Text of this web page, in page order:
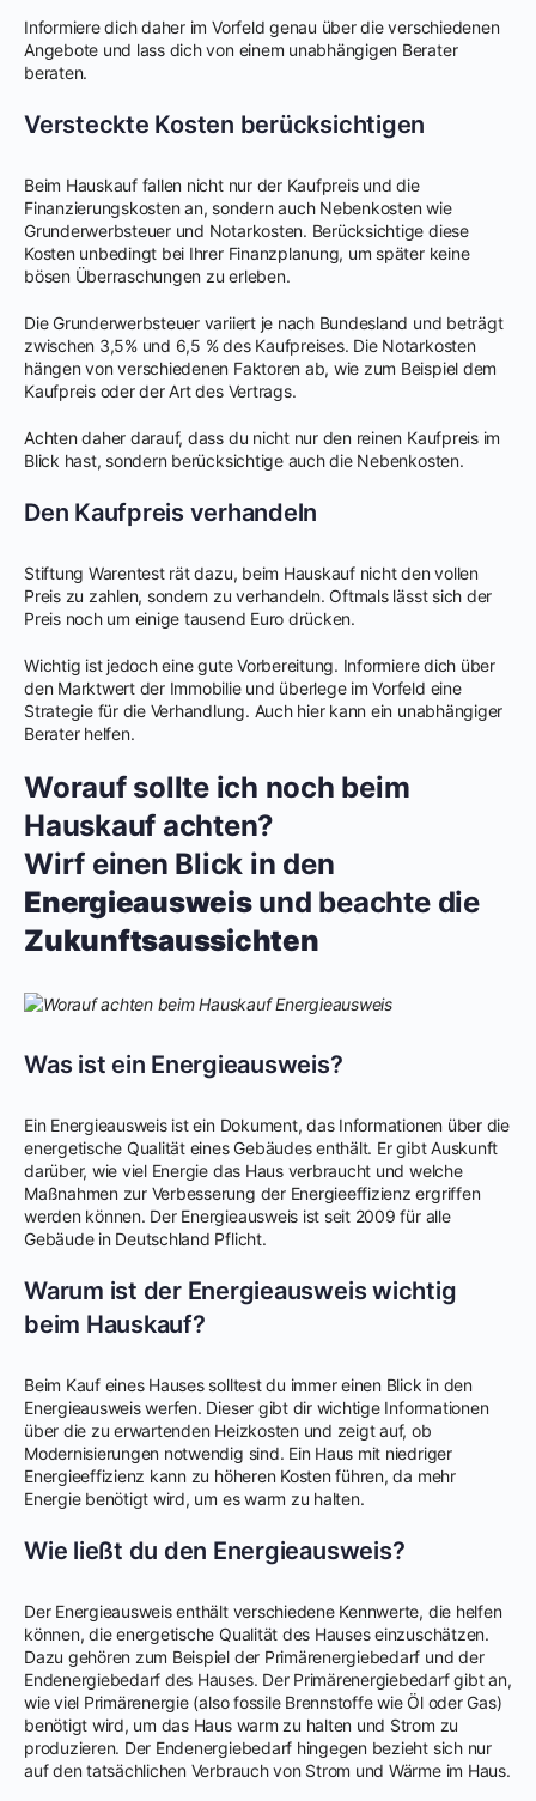
Informiere dich daher im Vorfeld genau über die verschiedenen
Angebote und lass dich von einem unabhängigen Berater
beraten.
Versteckte Kosten berücksichtigen
Beim Hauskauf fallen nicht nur der Kaufpreis und die
Finanzierungskosten an, sondern auch Nebenkosten wie
Grunderwerbsteuer und Notarkosten. Berücksichtige diese
Kosten unbedingt bei Ihrer Finanzplanung, um später keine
bösen Überraschungen zu erleben.
Die Grunderwerbsteuer variiert je nach Bundesland und beträgt
zwischen 3,5% und 6,5 % des Kaufpreises. Die Notarkosten
hängen von verschiedenen Faktoren ab, wie zum Beispiel dem
Kaufpreis oder der Art des Vertrags.
Achten daher darauf, dass du nicht nur den reinen Kaufpreis im
Blick hast, sondern berücksichtige auch die Nebenkosten.
Den Kaufpreis verhandeln
Stiftung Warentest rät dazu, beim Hauskauf nicht den vollen
Preis zu zahlen, sondern zu verhandeln. Oftmals lässt sich der
Preis noch um einige tausend Euro drücken.
Wichtig ist jedoch eine gute Vorbereitung. Informiere dich über
den Marktwert der Immobilie und überlege im Vorfeld eine
Strategie für die Verhandlung. Auch hier kann ein unabhängiger
Berater helfen.
Worauf sollte ich noch beim
Hauskauf achten?
Wirf einen Blick in den
Energieausweisund beachte die
Zukunftsaussichten
Was ist ein Energieausweis?
Ein Energieausweis ist ein Dokument, das Informationen über die
energetische Qualität eines Gebäudes enthält. Er gibt Auskunft
darüber, wie viel Energie das Haus verbraucht und welche
Maßnahmen zur Verbesserung der Energieeffizienz ergriffen
werden können. Der Energieausweis ist seit 2009 für alle
Gebäude in Deutschland Pflicht.
Warum ist der Energieausweis wichtig
beim Hauskauf?
Beim Kauf eines Hauses solltest du immer einen Blick in den
Energieausweis werfen. Dieser gibt dir wichtige Informationen
über die zu erwartenden Heizkosten und zeigt auf, ob
Modernisierungen notwendig sind. Ein Haus mit niedriger
Energieeffizienz kann zu höheren Kosten führen, da mehr
Energie benötigt wird, um es warm zu halten.
Wie ließt du den Energieausweis?
Der Energieausweis enthält verschiedene Kennwerte, die helfen
können, die energetische Qualität des Hauses einzuschätzen.
Dazu gehören zum Beispiel der Primärenergiebedarf und der
Endenergiebedarf des Hauses. Der Primärenergiebedarf gibt an,
wie viel Primärenergie (also fossile Brennstoffe wie Öl oder Gas)
benötigt wird, um das Haus warm zu halten und Strom zu
produzieren. Der Endenergiebedarf hingegen bezieht sich nur
auf den tatsächlichen Verbrauch von Strom und Wärme im Haus.